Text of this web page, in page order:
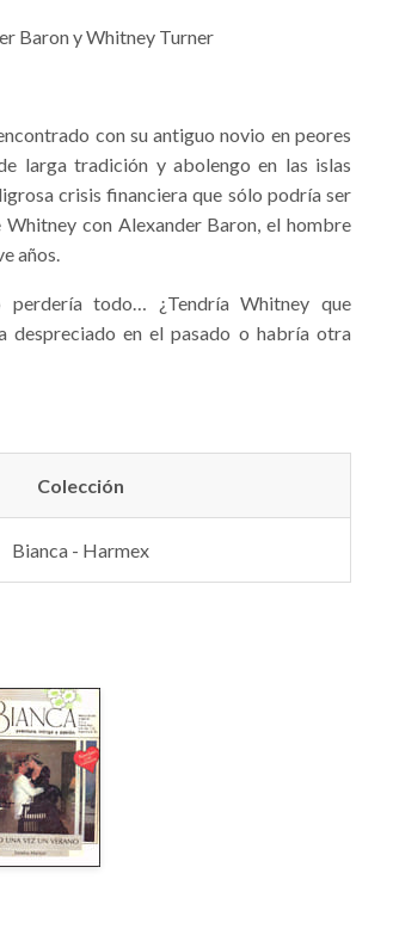
Baron y Whitney Turner
con su antiguo novio en peores
larga tradición y abolengo en las islas
crisis financiera que sólo podría ser
con Alexander Baron, el hombre
años.
todo… ¿Tendría Whitney que
despreciado en el pasado o habría otra
Colección
Bianca - Harmex